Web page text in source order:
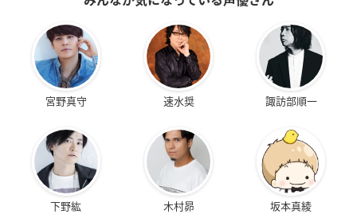
宮野真守 速水奨 諏訪部順一
下野紘 木村昴 坂本真綾